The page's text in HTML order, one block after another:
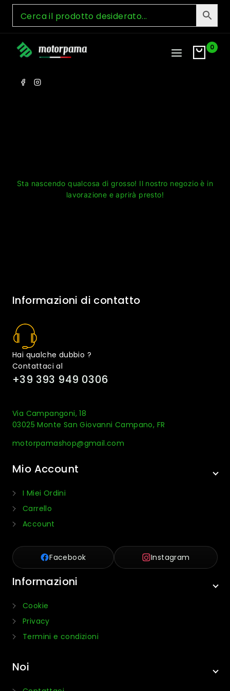
Skip
content
0
Sta nascendo qualcosa di grosso! Il nostro negozio è in
lavorazione e aprirà presto!
Informazioni di contatto
Hai qualche dubbio ?
Contattaci al
+39 393 949 0306
Via Campangoni, 18
03025 Monte San Giovanni Campano, FR
motorpamashop@gmail.com
Mio Account
I Miei Ordini
Carrello
Account
Facebook Instagram
Informazioni
Cookie
Privacy
Termini e condizioni
Noi